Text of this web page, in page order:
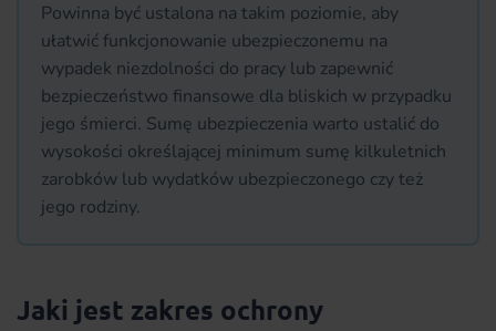
Powinna być ustalona na takim poziomie, aby
ułatwić funkcjonowanie ubezpieczonemu na
wypadek niezdolności do pracy lub zapewnić
bezpieczeństwo finansowe dla bliskich w przypadku
jego śmierci. Sumę ubezpieczenia warto ustalić do
wysokości określającej minimum sumę kilkuletnich
zarobków lub wydatków ubezpieczonego czy też
jego rodziny.
Jaki jest zakres ochrony